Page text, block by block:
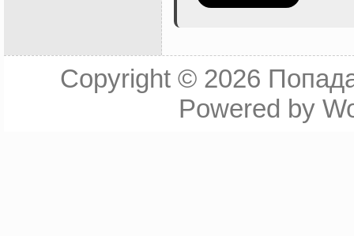
Copyright © 2026
Powered by